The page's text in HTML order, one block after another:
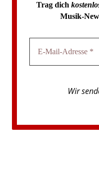
Trag dich
Musik-
Wir